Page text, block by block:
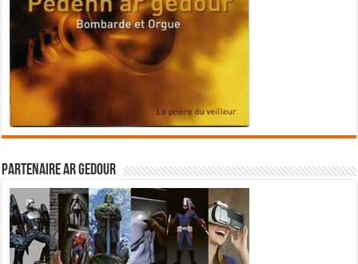
Partenaire Ar Gedour